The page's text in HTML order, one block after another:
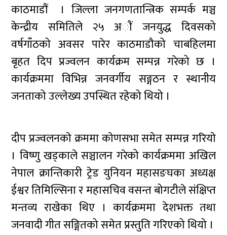
काठमाडौं । जिल्ला जनगणतान्त्रिक सम्पर्क मञ्च
केन्द्रीय समितिले २५ अाैं जनयुद्ध दिवसको
वर्षगाँठको अवसर पारेर काठमाडौको चाबहिलमा
बृहत दिप प्रज्वलन कार्यक्रम सम्पन्न गरेको छ ।
कार्यक्रममा विभिन्न जनवर्गीय सङ्गठन र स्थानीय
जनताको उल्लेख्य उपस्थित रहेको थियो ।
दीप प्रज्वलनकाे क्रममा काेणसभा समेत सम्पन्न गरियाे
। विष्णु खड्काले सञ्चालन गरेको कार्यक्रममा अखिल
नेपाल क्रान्तिकारी ट्रेड युनियन महासङघका अध्यक्ष
ईश्वर तिमिल्सिना र महासचिव वसन्त बोगटीले संक्षिप्त
मन्तव्य राखेका थिए । कार्यक्रममा देशभक्त तथा
जनवादी गीत सङ्गितको समेत प्रस्तुति गरिएको थियो ।